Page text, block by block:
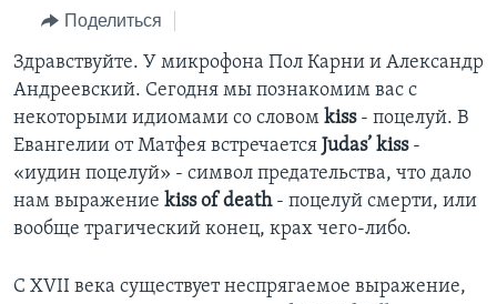
Перейти
поиск
ПОЧЕМУ ЭТО ВАЖНО?
ДИСКУССИЯ VOA
ДЕТАЛИ
НЬЮ-ЙОРК NEW YORK
АМЕРИКА. БОЛЬШОЕ ПУТЕШЕСТВИЕ
А КАК В АМЕРИКЕ?
АРТЕФАКТЫ
АМЕРИКАНСКИЕ ГОРОДКИ
ТЕСТЫ
ФАКТЫ ПРОТИВ ФЕЙКОВ
ЗА СВОБОДУ ПРЕССЫ
УЧИМ АНГЛИЙСКИЙ
ВИДЕО
ПОДПИСКА НА НОВОСТИ
Learning English
Поделиться
Здравствуйте. У микрофона Пол Карни и Александр
Андреевский. Сегодня мы познакомим вас с
некоторыми идиомами со словом kiss- поцелуй. В
Евангелии от Матфея встречается Judas’ kiss-
«иудин поцелуй» - символ предательства, что дало
нам выражение kiss of death- поцелуй смерти, или
вообще трагический конец, крах чего-либо.
С XVII века существует неспрягаемое выражение,